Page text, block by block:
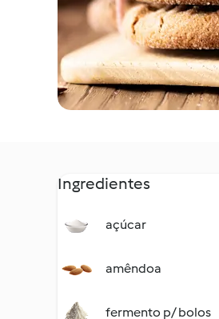
Ingredientes
açúcar
amêndoa
fermento p/ bolos